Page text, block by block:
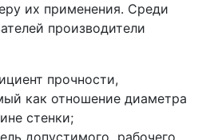
их применения. Среди
производители
прочности,
как отношение диаметра
стенки;
допустимого рабочего